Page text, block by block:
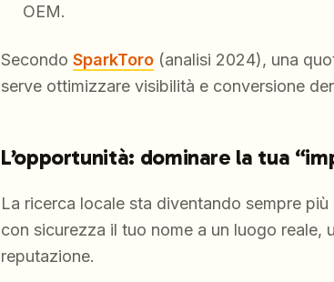
OEM.
Secondo SparkToro (analisi 2024), una
serve ottimizzare visibilità e conversione
L’opportunità: dominare la tua
La ricerca locale sta diventando sempre più
con sicurezza il tuo nome a un luogo reale,
reputazione.